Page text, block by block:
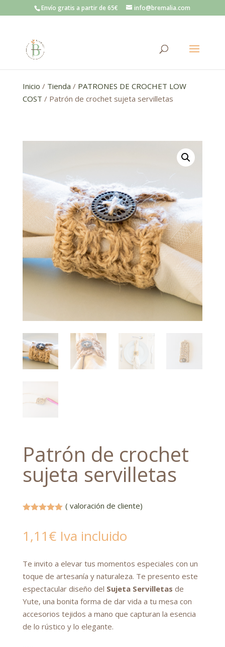
Envío gratis a partir de 65€ info@bremalia.com
Inicio / Tienda / PATRONES DE CROCHET LOW
COST / Patrón de crochet sujeta servilletas
Patrón de crochet
sujeta servilletas
de 5 en
base a
cliente
( valoración de cliente)
1,11€ Iva incluido
Te invito a elevar tus momentos especiales con un
toque de artesanía y naturaleza. Te presento este
espectacular diseño del Sujeta Servilletas de
Yute, una bonita forma de dar vida a tu mesa con
accesorios tejidos a mano que capturan la esencia
de lo rústico y lo elegante.